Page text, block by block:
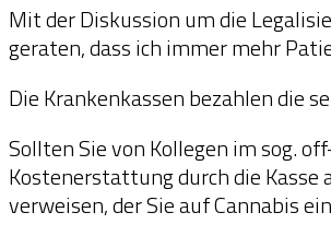
Mit der Diskussion um die
geraten, dass ich immer mehr
Die Krankenkassen bezahlen die
Sollten Sie von Kollegen im sog.
Kostenerstattung durch die Kasse
verweisen, der Sie auf Cannabis